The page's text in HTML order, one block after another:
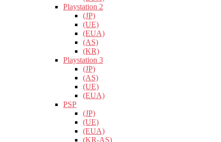
Playstation 2
(JP)
(UE)
(EUA)
(AS)
(KR)
Playstation 3
(JP)
(AS)
(UE)
(EUA)
PSP
(JP)
(UE)
(EUA)
(KR-AS)